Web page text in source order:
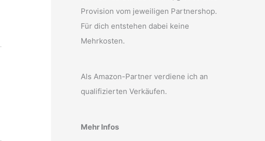
Provision vom jeweiligen Partnershop.
Für dich entstehen dabei keine
Mehrkosten.
Als Amazon-Partner verdiene ich an
qualifizierten Verkäufen.
Mehr Infos